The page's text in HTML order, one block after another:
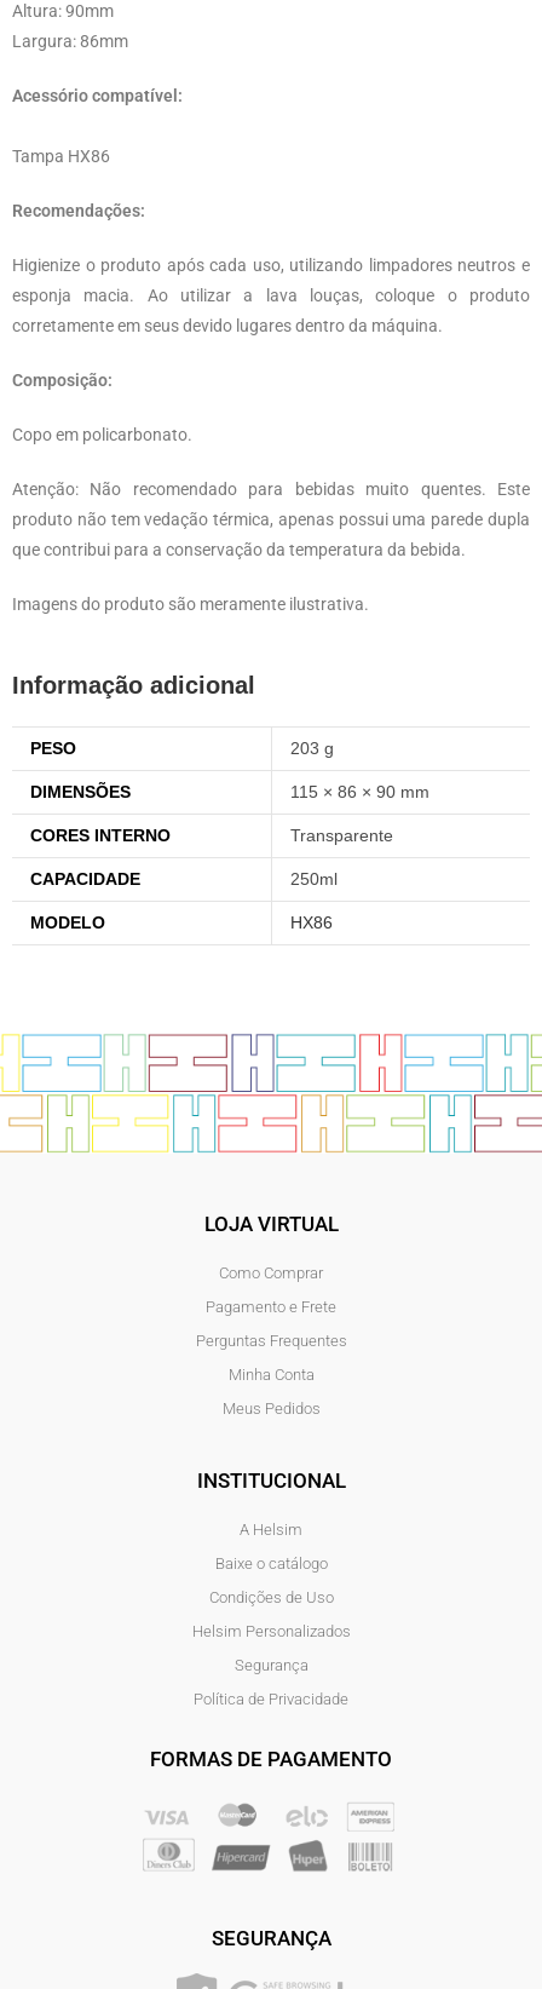
Altura: 90mm
Largura: 86mm
Acessório compatível:
Tampa HX86
Recomendações:
Higienize o produto após cada uso, utilizando limpadores neutros e
esponja macia. Ao utilizar a lava louças, coloque o produto
corretamente em seus devido lugares dentro da máquina.
Composição:
Copo em policarbonato.
Atenção: Não recomendado para bebidas muito quentes. Este
produto não tem vedação térmica, apenas possui uma parede dupla
que contribui para a conservação da temperatura da bebida.
Imagens do produto são meramente ilustrativa.
Informação adicional
PESO 203 g
DIMENSÕES 115 × 86 × 90 mm
CORES INTERNO Transparente
CAPACIDADE 250ml
MODELO HX86
LOJA VIRTUAL
Como Comprar
Pagamento e Frete
Perguntas Frequentes
Minha Conta
Meus Pedidos
INSTITUCIONAL
A Helsim
Baixe o catálogo
Condições de Uso
Helsim Personalizados
Segurança
Política de Privacidade
FORMAS DE PAGAMENTO
SEGURANÇA